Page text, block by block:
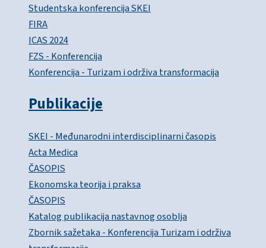
Studentska konferencija SKEI
FIRA
ICAS 2024
FZS - Konferencija
Konferencija - Turizam i održiva transformacija
Publikacije
SKEI - Međunarodni interdisciplinarni časopis
Acta Medica
ČASOPIS
Ekonomska teorija i praksa
ČASOPIS
Katalog publikacija nastavnog osoblja
Zbornik sažetaka - Konferencija Turizam i održiva